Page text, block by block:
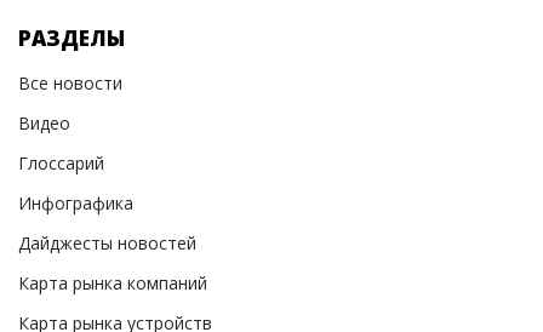
РАЗДЕЛЫ
Все новости
Видео
Глоссарий
Инфографика
Дайджесты новостей
Карта рынка компаний
Карта рынка устройств